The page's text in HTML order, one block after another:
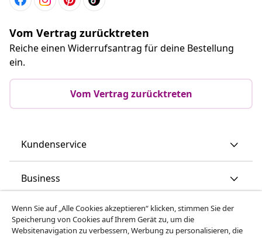
Vom Vertrag zurücktreten
Reiche einen Widerrufsantrag für deine Bestellung
ein.
Vom Vertrag zurücktreten
Kundenservice
Business
vidaXL
Wenn Sie auf „Alle Cookies akzeptieren“ klicken, stimmen Sie der
Speicherung von Cookies auf Ihrem Gerät zu, um die
Websitenavigation zu verbessern, Werbung zu personalisieren, die